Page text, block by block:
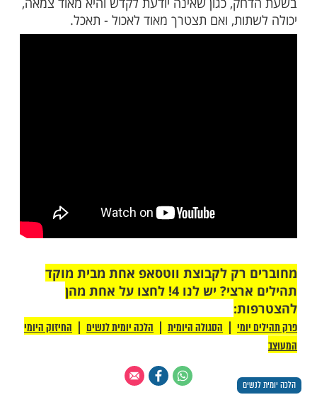
שעליו לקדש לפני שיאכל, למעשה אין
התפילה, כי המנהג כדעת הסוברים שחובת
כגון שאינה יודעת לקדש והיא מאוד צמאה,
ואם תצטרך מאוד לאכול - תאכל.